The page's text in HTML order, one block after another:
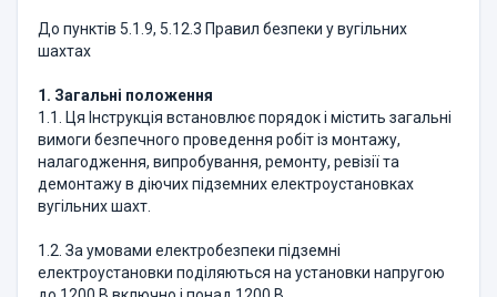
До пунктів 5.1.9, 5.12.3 Правил безпеки у вугiльних
шахтах
1. Загальні положення
1.1. Ця Інструкція встановлює порядок і містить загальні
вимоги безпечного проведення робіт із монтажу,
налагодження, випробування, ремонту, ревізії та
демонтажу в діючих підземних електроустановках
вугільних шахт.
1.2. За умовами електробезпеки підземні
електроустановки поділяються на установки напругою